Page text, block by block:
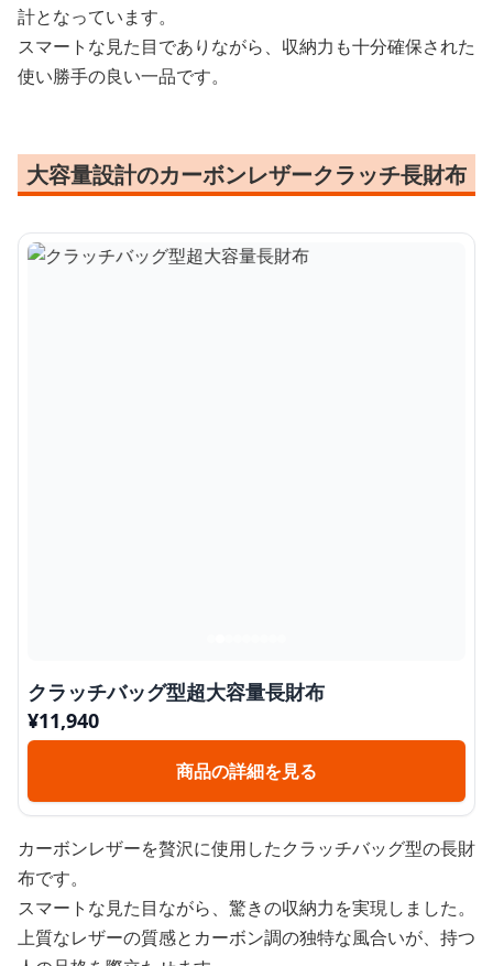
計となっています。
スマートな見た目でありながら、収納力も十分確保された
使い勝手の良い一品です。
大容量設計のカーボンレザークラッチ長財布
クラッチバッグ型超大容量長財布
¥11,940
商品の詳細を見る
カーボンレザーを贅沢に使用したクラッチバッグ型の長財
布です。
スマートな見た目ながら、驚きの収納力を実現しました。
上質なレザーの質感とカーボン調の独特な風合いが、持つ